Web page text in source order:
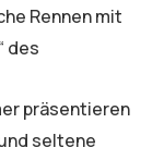
Rennen mit
des
präsentieren
seltene